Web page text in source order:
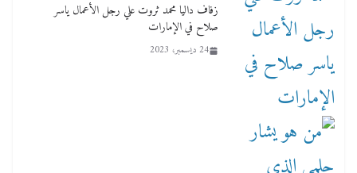
زفاف داليا محمد ثروت علي رجل الأعمال ياسر
صلاح في الإمارات
24 ديسمبر، 2023